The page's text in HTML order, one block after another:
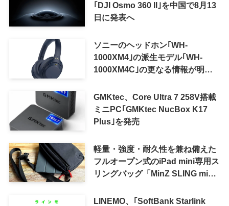
｢DJI Osmo 360 II｣を中国で8月13
日に発表へ
ソニーのヘッドホン｢WH-
1000XM4｣の派生モデル｢WH-
1000XM4C｣の更なる情報が明ら
GMKtec、Core Ultra 7 258V搭載
ミニPC｢GMKtec NucBox K17
Plus｣を発売
軽量・強度・耐久性を兼ね備えた
フルオープン式のiPad mini専用ス
リングバッグ「MinZ SLING mini
LINEMO、｢SoftBank Starlink